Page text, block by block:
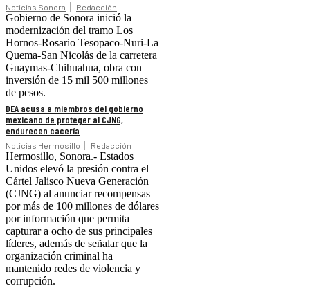
Noticias Sonora Redacción
Gobierno de Sonora inició la
modernización del tramo Los
Hornos-Rosario Tesopaco-Nuri-La
Quema-San Nicolás de la carretera
Guaymas-Chihuahua, obra con
inversión de 15 mil 500 millones
de pesos.
DEA acusa a miembros del gobierno
mexicano de proteger al CJNG,
endurecen cacería
Noticias Hermosillo Redacción
Hermosillo, Sonora.- Estados
Unidos elevó la presión contra el
Cártel Jalisco Nueva Generación
(CJNG) al anunciar recompensas
por más de 100 millones de dólares
por información que permita
capturar a ocho de sus principales
líderes, además de señalar que la
organización criminal ha
mantenido redes de violencia y
corrupción.